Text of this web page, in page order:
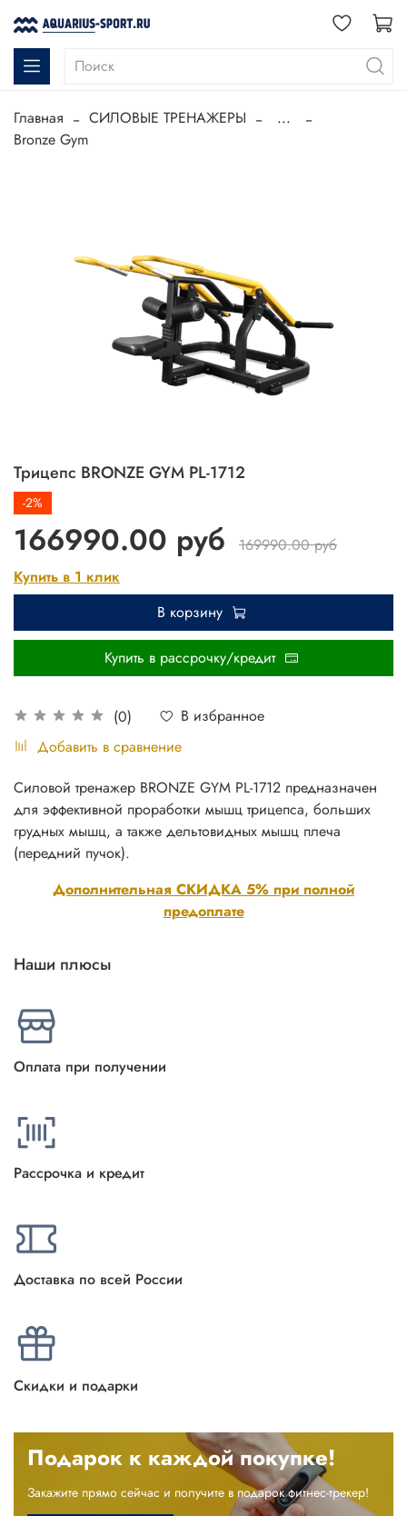
Главная СИЛОВЫЕ ТРЕНАЖЕРЫ
...
Bronze Gym
Трицепс BRONZE GYM PL-1712
(0)
В избранное
Добавить в сравнение
-2%
166990.00 руб
169990.00 руб
Купить в 1 клик
В корзину
Купить в рассрочку/кредит
Дополнительная СКИДКА 5% при полной
предоплате
Силовой тренажер BRONZE GYM PL-1712 предназначен
для эффективной проработки мышц трицепса, больших
грудных мышц, а также дельтовидных мышц плеча
(передний пучок).
Наши плюсы
Оплата при получении
Рассрочка и кредит
Доставка по всей России
Скидки и подарки
Подарок к каждой покупке!
Закажите прямо сейчас и получите в подарок фитнес-трекер!